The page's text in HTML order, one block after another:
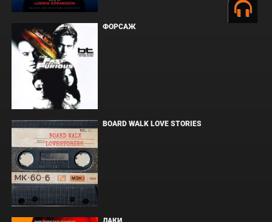
ФОРСАЖ
BOARD WALK LOVE STORIES